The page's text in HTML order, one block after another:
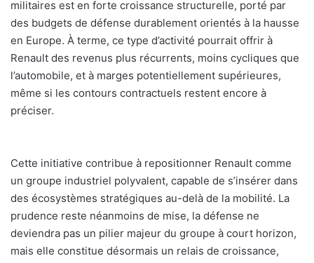
militaires est en forte croissance structurelle, porté par
des budgets de défense durablement orientés à la hausse
en Europe. À terme, ce type d’activité pourrait offrir à
Renault des revenus plus récurrents, moins cycliques que
l’automobile, et à marges potentiellement supérieures,
même si les contours contractuels restent encore à
préciser.
Cette initiative contribue à repositionner Renault comme
un groupe industriel polyvalent, capable de s’insérer dans
des écosystèmes stratégiques au-delà de la mobilité. La
prudence reste néanmoins de mise, la défense ne
deviendra pas un pilier majeur du groupe à court horizon,
mais elle constitue désormais un relais de croissance,